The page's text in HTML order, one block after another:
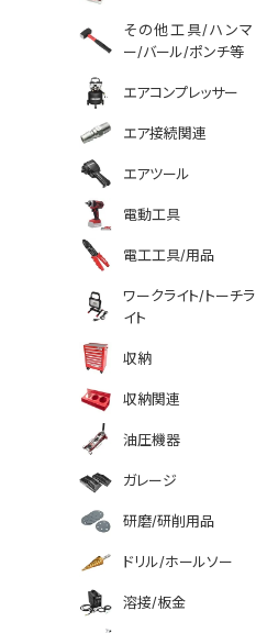
その他工具/ハンマ
ー/バール/ポンチ等
エアコンプレッサー
エア接続関連
エアツール
電動工具
電工工具/用品
ワークライト/トーチラ
イト
収納
収納関連
油圧機器
ガレージ
研磨/研削用品
ドリル/ホールソー
溶接/板金